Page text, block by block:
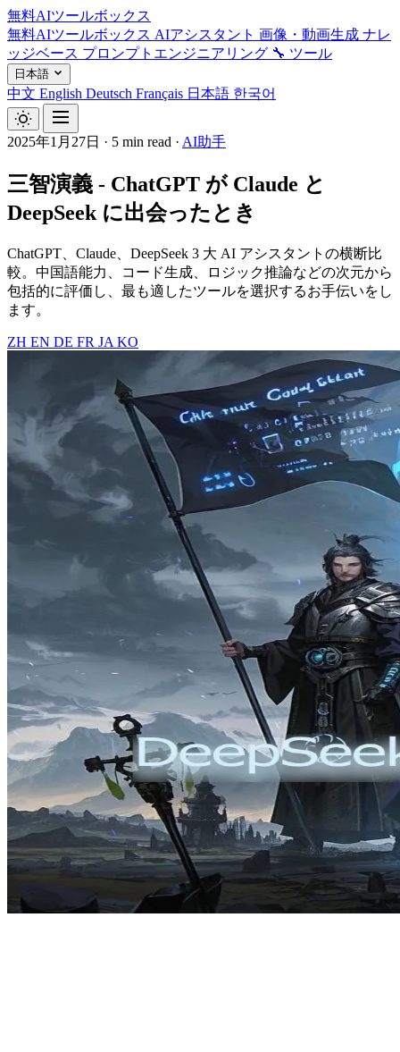
無料AIツールボックス
無料AIツールボックス AIアシスタント 画像・動画生成 ナレ
ッジベース プロンプトエンジニアリング 🔧 ツール
日本語
中文 English Deutsch Français 日本語 한국어
2025年1月27日 · 5 min read · AI助手
三智演義 - ChatGPT が Claude と
DeepSeek に出会ったとき
ChatGPT、Claude、DeepSeek 3 大 AI アシスタントの横断比
較。中国語能力、コード生成、ロジック推論などの次元から
包括的に評価し、最も適したツールを選択するお手伝いをし
ます。
ZH EN DE FR JA KO